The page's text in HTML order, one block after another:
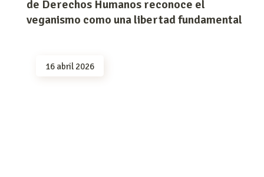
de Derechos Humanos reconoce el
veganismo como una libertad fundamental
16 abril 2026